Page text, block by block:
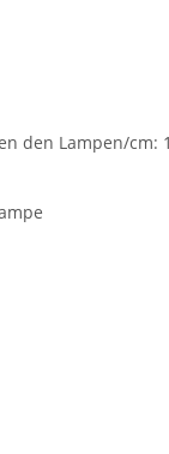
den Lampen/cm: